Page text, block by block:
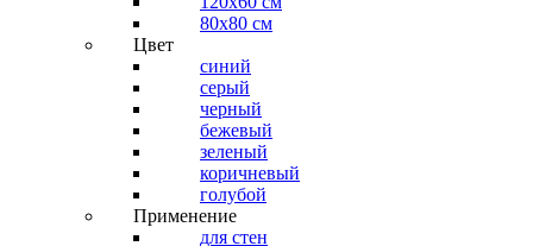
80x80 см
Цвет
синий
серый
черный
бежевый
зеленый
коричневый
голубой
Применение
для стен